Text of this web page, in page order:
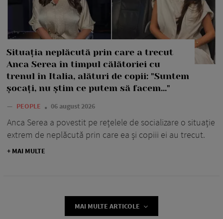
Situația neplăcută prin care a trecut
Anca Serea în timpul călătoriei cu
trenul în Italia, alături de copii: "Suntem
șocați, nu știm ce putem să facem..."
— PEOPLE 06 august 2026
Anca Serea a povestit pe rețelele de socializare o situație
extrem de neplăcută prin care ea și copiii ei au trecut.
+ MAI MULTE
MAI MULTE ARTICOLE